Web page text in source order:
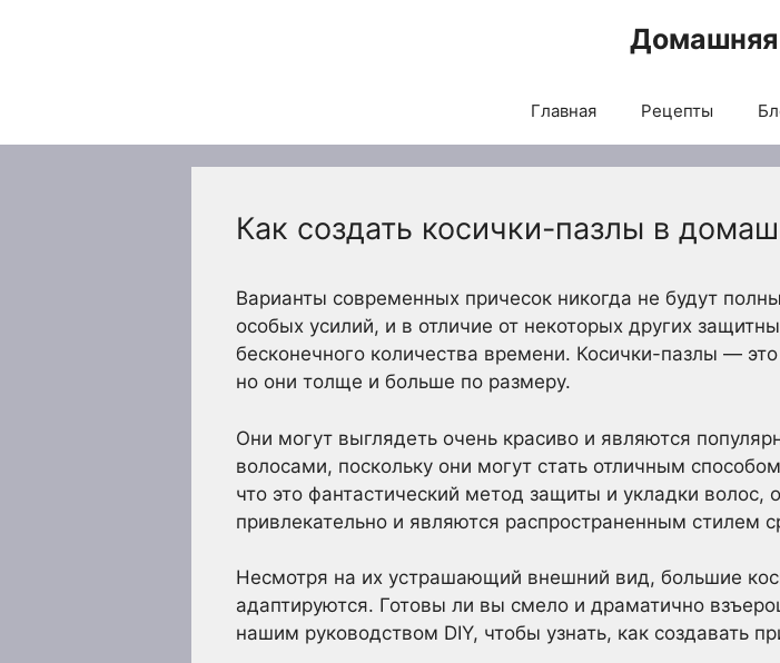
Домашняя
Главная Рецепты
Как создать косички-пазлы в
Варианты современных причесок никогда не будут
особых усилий, и в отличие от некоторых других
бесконечного количества времени. Косички-пазлы —
но они толще и больше по размеру.
Они могут выглядеть очень красиво и являются
волосами, поскольку они могут стать отличным
что это фантастический метод защиты и укладки волос,
привлекательно и являются распространенным стилем
Несмотря на их устрашающий внешний вид, большие
адаптируются. Готовы ли вы смело и драматично
нашим руководством DIY, чтобы узнать, как создавать